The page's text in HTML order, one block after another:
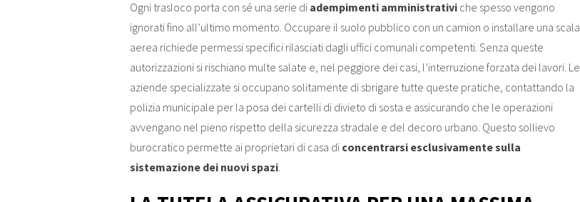
Ogni trasloco porta con sé una serie di adempimenti amministrativi che spesso vengono
ignorati fino all’ultimo momento. Occupare il suolo pubblico con un camion o installare una scala
aerea richiede permessi specifici rilasciati dagli uffici comunali competenti. Senza queste
autorizzazioni si rischiano multe salate e, nel peggiore dei casi, l’interruzione forzata dei lavori. Le
aziende specializzate si occupano solitamente di sbrigare tutte queste pratiche, contattando la
polizia municipale per la posa dei cartelli di divieto di sosta e assicurando che le operazioni
avvengano nel pieno rispetto della sicurezza stradale e del decoro urbano. Questo sollievo
burocratico permette ai proprietari di casa di concentrarsi esclusivamente sulla
sistemazione dei nuovi spazi.